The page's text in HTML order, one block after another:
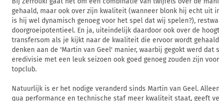
gehaald, maar ook over zijn kwaliteit (wanneer blonk hij echt uit
is hij wel dynamisch genoeg voor het spel dat wij spelen?),
doorgroeipotentieel. En ja, uiteindelijk daardoor ook over de
transfersom als je kijkt naar de kwaliteit die ervoor wordt
denken aan de 'Martin van Geel' manier, waarbij gegokt werd dat
eredivisie met een leuk seizoen ook goed genoeg zouden zijn
topclub.
Natuurlijk is er het nodige veranderd sinds Martin van Geel.
qua performance en technische staf meer kwaliteit staat, geeft